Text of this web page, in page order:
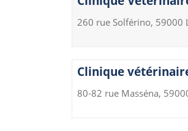
260 rue Solférino, 59000
Clinique
80-82 rue Masséna,